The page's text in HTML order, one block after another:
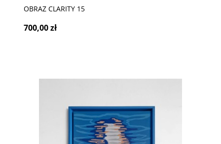
OBRAZ CLARITY 15
700,00 zł